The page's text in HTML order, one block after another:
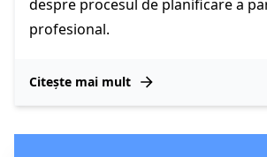
despre procesul de planificare a
profesional.
Citește mai mult